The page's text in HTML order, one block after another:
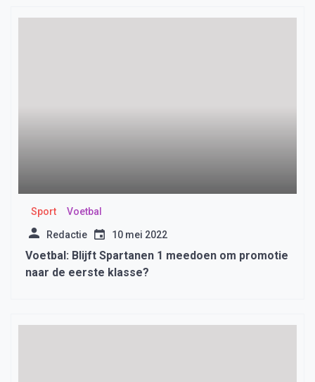
Sport Voetbal
Redactie 10 mei 2022
Voetbal: Blijft Spartanen 1 meedoen om promotie
naar de eerste klasse?